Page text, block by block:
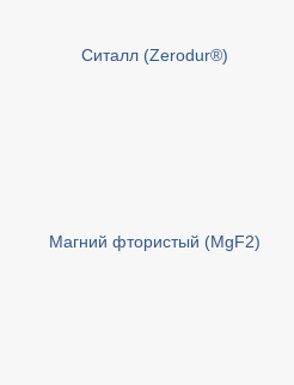
Cиталл (Zerodur®)
Магний фтористый (MgF2)